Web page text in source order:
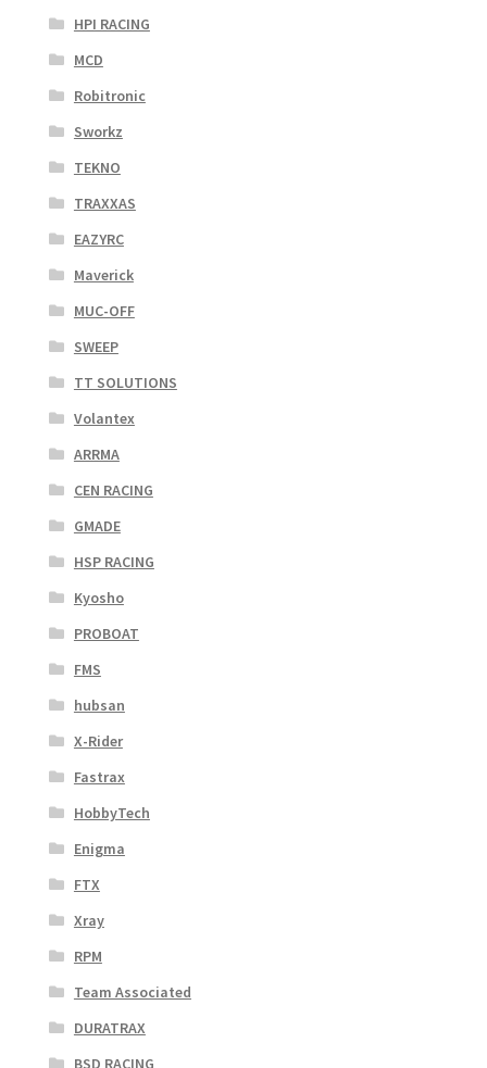
HPI RACING
MCD
Robitronic
Sworkz
TEKNO
TRAXXAS
EAZYRC
Maverick
MUC-OFF
SWEEP
TT SOLUTIONS
Volantex
ARRMA
CEN RACING
GMADE
HSP RACING
Kyosho
PROBOAT
FMS
hubsan
X-Rider
Fastrax
HobbyTech
Enigma
FTX
Xray
RPM
Team Associated
DURATRAX